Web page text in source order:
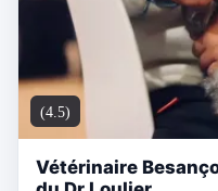
(4.5)
Vétérinaire